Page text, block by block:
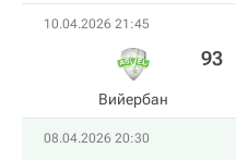
10.04.2026 21:45
Вийербан
93
08.04.2026 20:30